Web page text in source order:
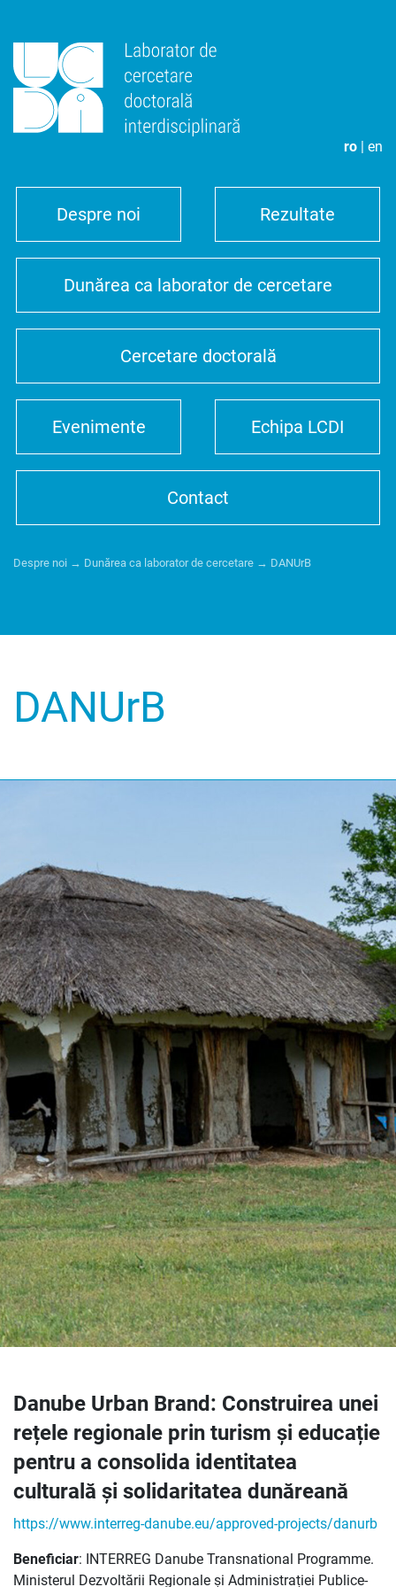
ro | en
Despre noi Rezultate
Dunărea ca laborator de cercetare
Cercetare doctorală
Evenimente Echipa LCDI
Contact
Despre noi → Dunărea ca laborator de cercetare → DANUrB
DANUrB
Danube Urban Brand: Construirea unei
rețele regionale prin turism și educație
pentru a consolida identitatea
culturală și solidaritatea dunăreană
https://www.interreg-danube.eu/approved-projects/danurb
Beneficiar: INTERREG Danube Transnational Programme.
Ministerul Dezvoltării Regionale și Administrației Publice-